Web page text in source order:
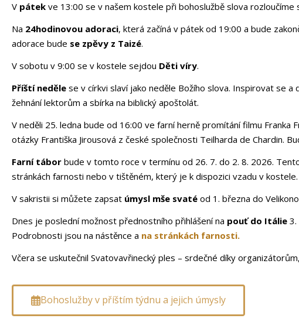
V pátek ve 13:00 se v našem kostele při bohoslužbě slova rozloučíme
Na 24hodinovou adoraci, která začíná v pátek od 19:00 a bude
adorace bude se zpěvy z Taizé.
V sobotu v 9:00 se v kostele sejdou Děti víry.
Příští neděle se v církvi slaví jako neděle Božího slova. Inspirovat se
žehnání lektorům a sbírka na biblický apoštolát.
V neděli 25. ledna bude od 16:00 ve farní herně promítání filmu Franka
otázky Františka Jirousová z české společnosti Teilharda de Chardin.
Farní tábor bude v tomto roce v termínu od 26. 7. do 2. 8. 2026.
stránkách farnosti nebo v tištěném, který je k dispozici vzadu v kostele.
V sakristii si můžete zapsat úmysl mše svaté od 1. března do
Dnes je poslední možnost přednostního přihlášení na pouť do Itálie 3.
Podrobnosti jsou na nástěnce a na stránkách farnosti.
Včera se uskutečnil Svatovavřinecký ples – srdečné díky
Bohoslužby v příštím týdnu a jejich úmysly